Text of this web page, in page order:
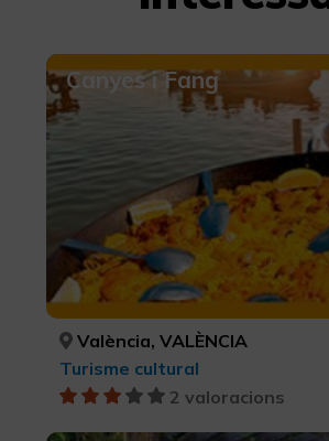
Canyes i Fang
València, VALÈNCIA
Turisme cultural
2 valoracions